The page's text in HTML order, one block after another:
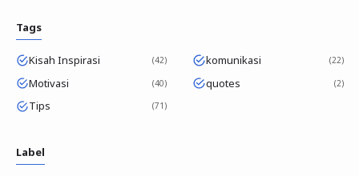
Tags
Kisah Inspirasi 42 komunikasi 22
Motivasi 40 quotes 2
Tips 71
Label